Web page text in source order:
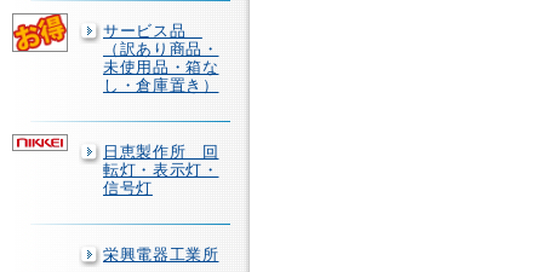
サービス品
（訳あり商品・
未使用品・箱な
し・倉庫置き）
日恵製作所 回
転灯・表示灯・
信号灯
栄興電器工業所